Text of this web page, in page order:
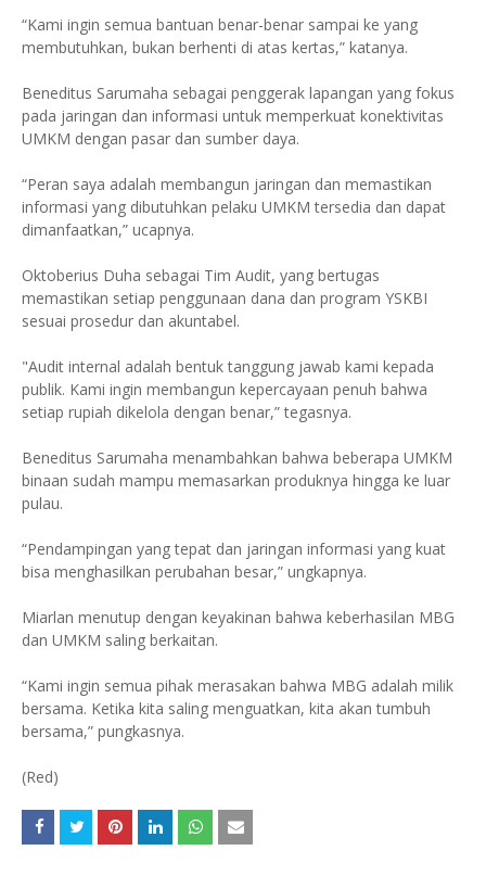
“Kami ingin semua bantuan benar-benar sampai ke yang
membutuhkan, bukan berhenti di atas kertas,” katanya.
Beneditus Sarumaha sebagai penggerak lapangan yang fokus
pada jaringan dan informasi untuk memperkuat konektivitas
UMKM dengan pasar dan sumber daya.
“Peran saya adalah membangun jaringan dan memastikan
informasi yang dibutuhkan pelaku UMKM tersedia dan dapat
dimanfaatkan,” ucapnya.
Oktoberius Duha sebagai Tim Audit, yang bertugas
memastikan setiap penggunaan dana dan program YSKBI
sesuai prosedur dan akuntabel.
"Audit internal adalah bentuk tanggung jawab kami kepada
publik. Kami ingin membangun kepercayaan penuh bahwa
setiap rupiah dikelola dengan benar,” tegasnya.
Beneditus Sarumaha menambahkan bahwa beberapa UMKM
binaan sudah mampu memasarkan produknya hingga ke luar
pulau.
“Pendampingan yang tepat dan jaringan informasi yang kuat
bisa menghasilkan perubahan besar,” ungkapnya.
Miarlan menutup dengan keyakinan bahwa keberhasilan MBG
dan UMKM saling berkaitan.
“Kami ingin semua pihak merasakan bahwa MBG adalah milik
bersama. Ketika kita saling menguatkan, kita akan tumbuh
bersama,” pungkasnya.
(Red)